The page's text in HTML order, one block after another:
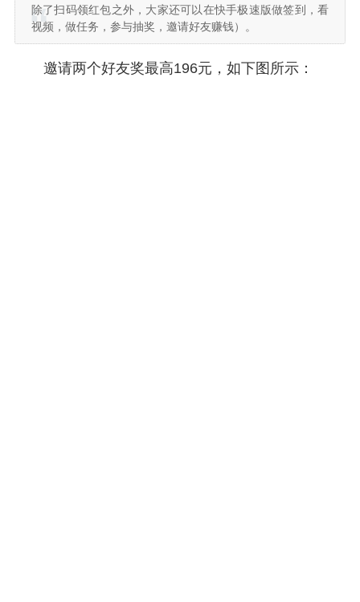
除了扫码领红包之外，大家还可以在快手极速版做签到，看
视频，做任务，参与抽奖，邀请好友赚钱）。
邀请两个好友奖最高196元，如下图所示：